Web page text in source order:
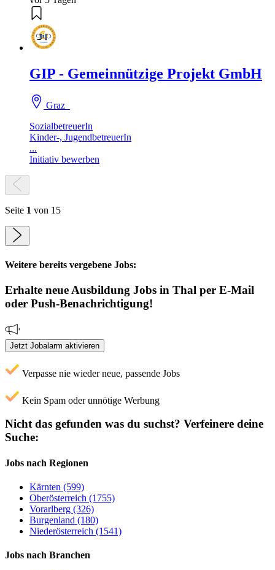
GIP - Gemeinnützige Projekt GmbH
Graz
SozialbetreuerIn
Kinder-, JugendbetreuerIn
...
Initiativ bewerben
Seite 1 von 15
Weitere bereits vergebene Jobs:
Erhalte neue Ausbildung Jobs in Thal per E-Mail
oder Push-Benachrichtigung!
Jetzt Jobalarm aktivieren
Verpasse nie wieder neue, passende Jobs
Kein Spam oder unnötige Werbung
Nicht das gefunden was du suchst? Verfeinere deine
Suche:
Jobs nach Regionen
Kärnten (599)
Oberösterreich (1755)
Vorarlberg (326)
Burgenland (180)
Niederösterreich (1541)
Jobs nach Branchen